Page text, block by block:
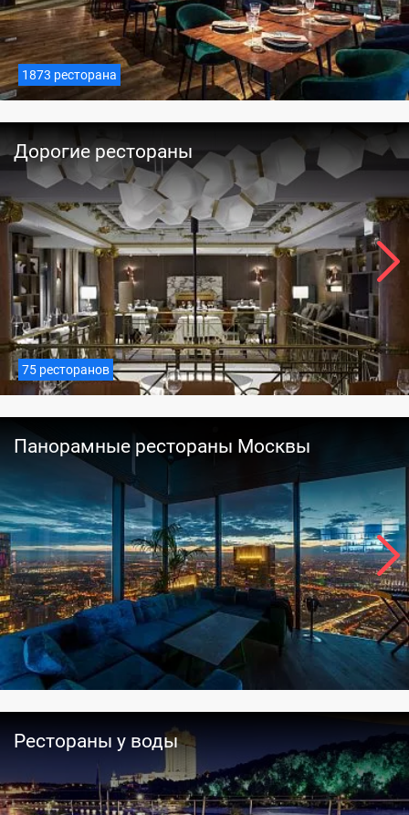
1873 ресторана
Дорогие рестораны
75 ресторанов
Панорамные рестораны Москвы
Рестораны у воды